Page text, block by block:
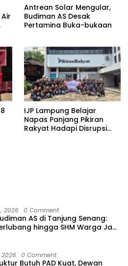
Antrean Solar Mengular,
Budiman AS Desak
Pertamina Buka-bukaan
IJP Lampung Belajar
Napas Panjang Pikiran
Rakyat Hadapi Disrupsi
2026 0 Comment
AS di Tanjung Senang:
hingga SHM Warga Jadi
0 Comment
Butuh PAD Kuat, Dewan